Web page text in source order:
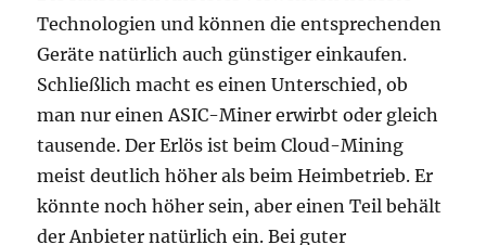
Technologien und können die entsprechenden
Geräte natürlich auch günstiger einkaufen.
Schließlich macht es einen Unterschied, ob
man nur einen ASIC-Miner erwirbt oder gleich
tausende. Der Erlös ist beim Cloud-Mining
meist deutlich höher als beim Heimbetrieb. Er
könnte noch höher sein, aber einen Teil behält
der Anbieter natürlich ein. Bei guter